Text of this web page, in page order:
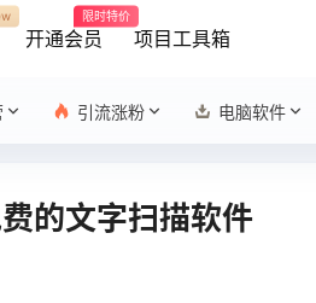
开通会员
限时特价
项目工具箱
引流涨粉 电脑软件
的文字扫描软件